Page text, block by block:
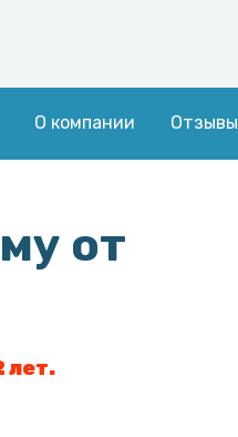
О компании Отзывы
от
лет.